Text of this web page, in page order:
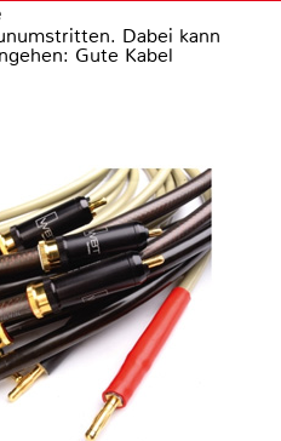
Dabei kann
Gute Kabel